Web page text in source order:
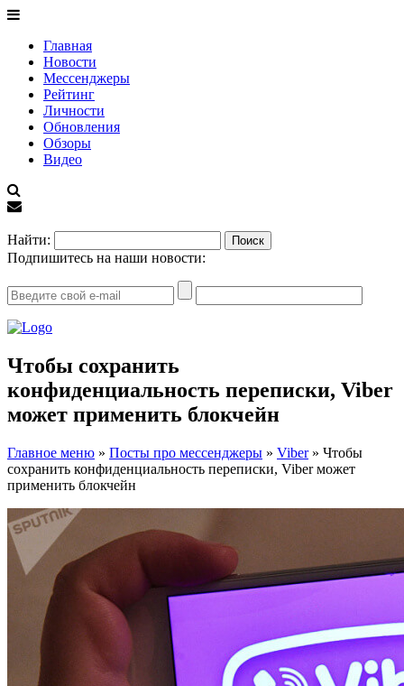
Главная
Новости
Мессенджеры
Рейтинг
Личности
Обновления
Обзоры
Видео
Найти:
Подпишитесь на наши новости:
Чтобы сохранить
конфиденциальность переписки, Viber
может применить блокчейн
Главное меню » Посты про мессенджеры » Viber» Чтобы
сохранить конфиденциальность переписки, Viber может
применить блокчейн